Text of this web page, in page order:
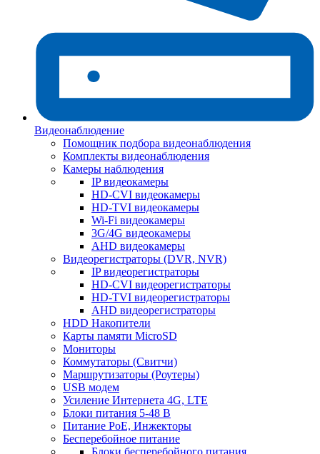
Видеонаблюдение
Помощник подбора видеонаблюдения
Комплекты видеонаблюдения
Камеры наблюдения
IP видеокамеры
HD-CVI видеокамеры
HD-TVI видеокамеры
Wi-Fi видеокамеры
3G/4G видеокамеры
AHD видеокамеры
Видеорегистраторы (DVR, NVR)
IP видеорегистраторы
HD-CVI видеорегистраторы
HD-TVI видеорегистраторы
AHD видеорегистраторы
HDD Накопители
Карты памяти MicroSD
Мониторы
Коммутаторы (Свитчи)
Маршрутизаторы (Роутеры)
USB модем
Усиление Интернета 4G, LTE
Блоки питания 5-48 В
Питание PoE, Инжекторы
Бесперебойное питание